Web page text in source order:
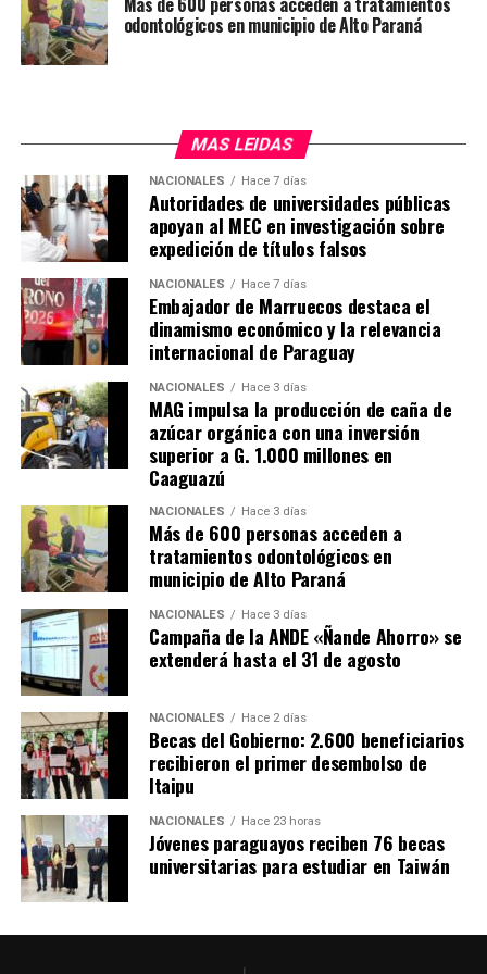
dispuesta a realizar en el país, Hernández explicó que
dependerá del tamaño de la planta solar, estimando una
odontológicos en municipio de Alto Paraná
MAS LEIDAS
NACIONALES Hace 7 días
Autoridades de universidades públicas
apoyan al MEC en investigación sobre
expedición de títulos falsos
NACIONALES Hace 7 días
Embajador de Marruecos destaca el
dinamismo económico y la relevancia
internacional de Paraguay
NACIONALES Hace 3 días
MAG impulsa la producción de caña de
azúcar orgánica con una inversión
superior a G. 1.000 millones en
Caaguazú
NACIONALES Hace 3 días
Más de 600 personas acceden a
tratamientos odontológicos en
municipio de Alto Paraná
NACIONALES Hace 3 días
Campaña de la ANDE «Ñande Ahorro» se
extenderá hasta el 31 de agosto
NACIONALES Hace 2 días
Becas del Gobierno: 2.600 beneficiarios
recibieron el primer desembolso de
Itaipu
NACIONALES Hace 23 horas
Jóvenes paraguayos reciben 76 becas
universitarias para estudiar en Taiwán